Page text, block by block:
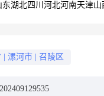
东湖北四川 河北河南天津山
漯河市 召陵区